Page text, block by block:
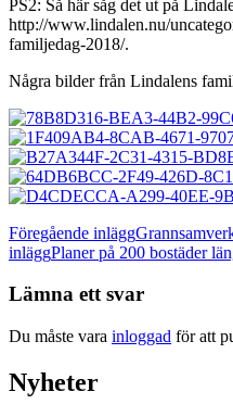
PS2: Så här såg det ut på
http://www.lindalen.nu/
familjedag-2018/.
Några bilder från Lindalens
Inläggsnavigering
Föregående inlägg
inläggPlaner på 200 bostäder
Lämna ett svar
Du måste vara inloggad för att
Nyheter